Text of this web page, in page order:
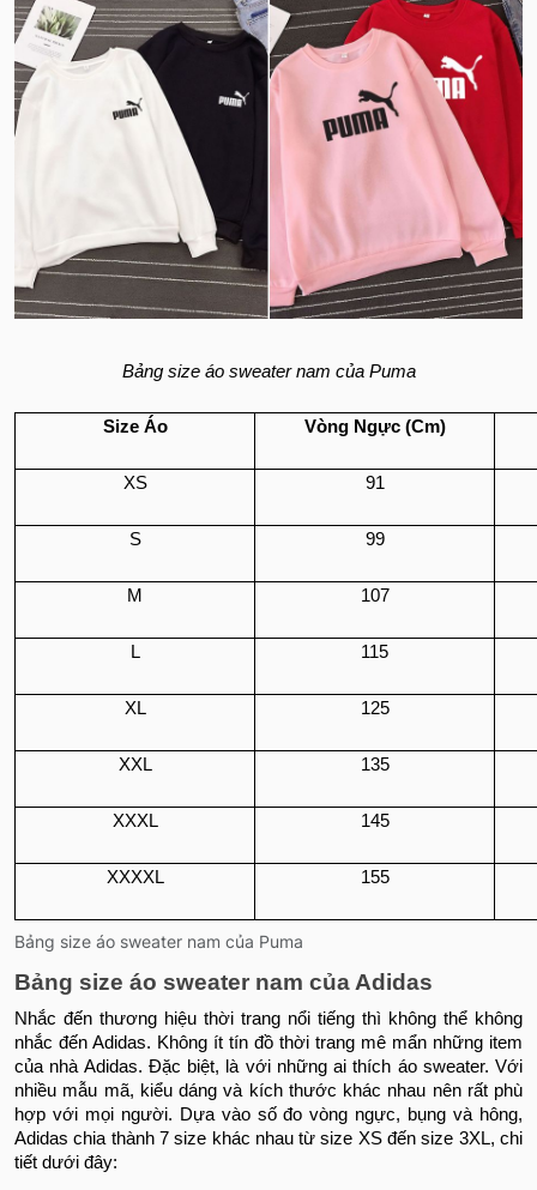
Bảng size áo sweater nam của Puma
Bảng size áo sweater nam của Puma
Size Áo Vòng Ngực (Cm)
XS 91
S 99
M 107
L 115
XL 125
XXL 135
XXXL 145
XXXXL 155
Bảng size áo sweater nam của Adidas
Nhắc đến thương hiệu thời trang nổi tiếng thì không thể không
nhắc đến Adidas. Không ít tín đồ thời trang mê mẩn những item
của nhà Adidas. Đặc biệt, là với những ai thích áo sweater. Với
nhiều mẫu mã, kiểu dáng và kích thước khác nhau nên rất phù
hợp với mọi người. Dựa vào số đo vòng ngực, bụng và hông,
Adidas chia thành 7 size khác nhau từ size XS đến size 3XL, chi
tiết dưới đây: